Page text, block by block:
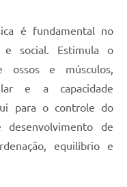
é fundamental no
e social. Estimula o
ossos e músculos,
e a capacidade
para o controle do
desenvolvimento de
equilíbrio e